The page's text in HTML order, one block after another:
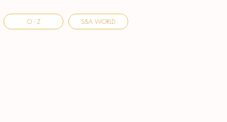
O - Z S&A WORLD